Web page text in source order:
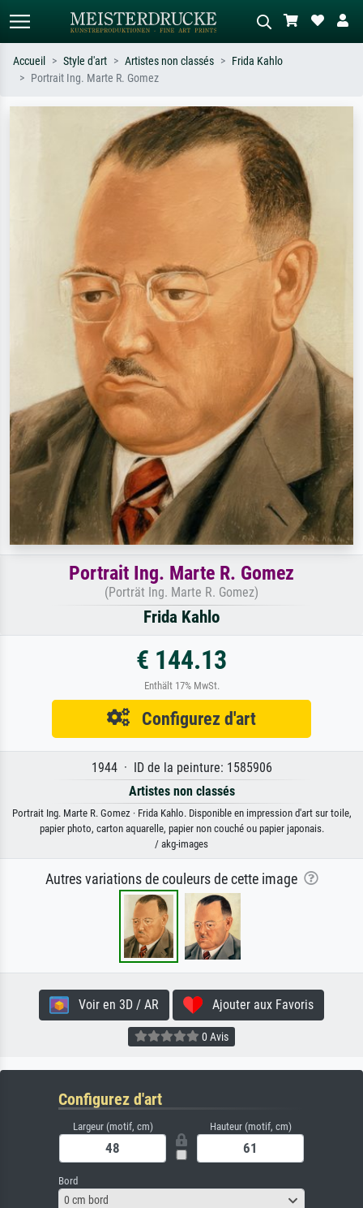
Recherchez par artiste, titre ou style –
ex. Monet, Nuit étoilée,
impressionnisme, vague de Hokusai,
nu.
Décrivez la scène – ex. prairie verte,
abstrait avec beaucoup de rouge,
tableau sombre, nu debout près d'un
arbre.
Accueil Style d'art Artistes non classés
Frida Kahlo
Portrait Ing. Marte R. Gomez
Portrait Ing. Marte R. Gomez
(Porträt Ing. Marte R. Gomez)
Frida Kahlo
€ 144.13
Enthält 17% MwSt.
Configurez d'art
1944 · ID de la peinture: 1585906
Artistes non classés
Portrait Ing. Marte R. Gomez · Frida Kahlo. Disponible en impression d'art sur toile,
papier photo, carton aquarelle, papier non couché ou papier japonais.
/ akg-images
Autres variations de couleurs de cette image
Voir en 3D / AR Ajouter aux Favoris
0 Avis
Configurez d'art
Largeur (motif, cm) Hauteur (motif, cm)
Bord
0 cm bord